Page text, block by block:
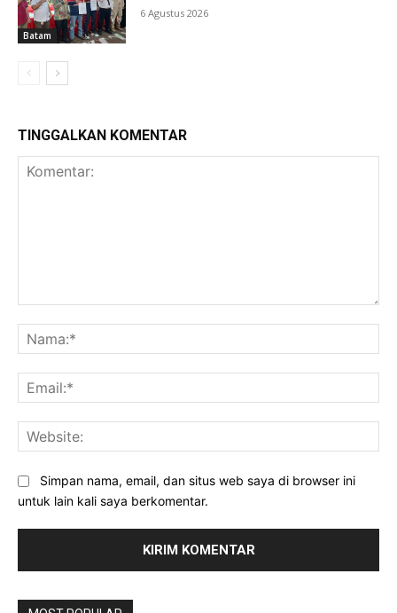
Batam
6 Agustus 2026
TINGGALKAN KOMENTAR
Simpan nama, email, dan situs web saya di browser ini
untuk lain kali saya berkomentar.